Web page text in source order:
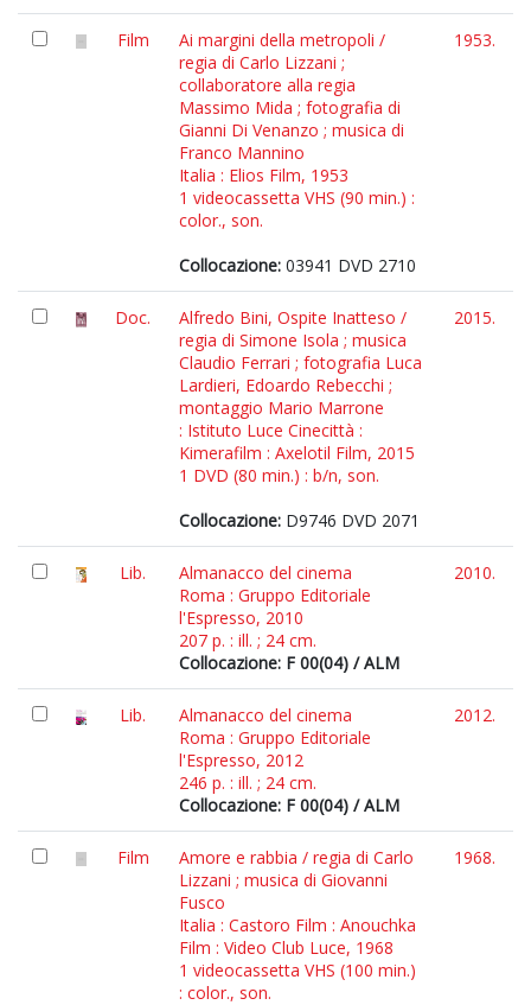
Film
Ai margini della metropoli /
regia di Carlo Lizzani ;
collaboratore alla regia
Massimo Mida ; fotografia di
Gianni Di Venanzo ; musica di
Franco Mannino
Italia : Elios Film, 1953
1 videocassetta VHS (90 min.) :
color., son.
Collocazione: 03941 DVD 2710
1953.
Doc.
Alfredo Bini, Ospite Inatteso /
regia di Simone Isola ; musica
Claudio Ferrari ; fotografia Luca
Lardieri, Edoardo Rebecchi ;
montaggio Mario Marrone
: Istituto Luce Cinecittà :
Kimerafilm : Axelotil Film, 2015
1 DVD (80 min.) : b/n, son.
Collocazione: D9746 DVD 2071
2015.
Lib.
Almanacco del cinema
Roma : Gruppo Editoriale
l'Espresso, 2010
207 p. : ill. ; 24 cm.
Collocazione: F 00(04) / ALM
2010.
Lib.
Almanacco del cinema
Roma : Gruppo Editoriale
l'Espresso, 2012
246 p. : ill. ; 24 cm.
Collocazione: F 00(04) / ALM
2012.
Film
Amore e rabbia / regia di Carlo
Lizzani ; musica di Giovanni
Fusco
Italia : Castoro Film : Anouchka
Film : Video Club Luce, 1968
1 videocassetta VHS (100 min.)
: color., son.
1968.